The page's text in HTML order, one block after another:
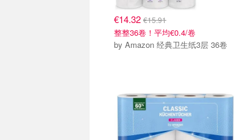
€14.32 €15.91
整整36卷！平均€0.4/卷
by Amazon 经典卫生纸3层 36卷